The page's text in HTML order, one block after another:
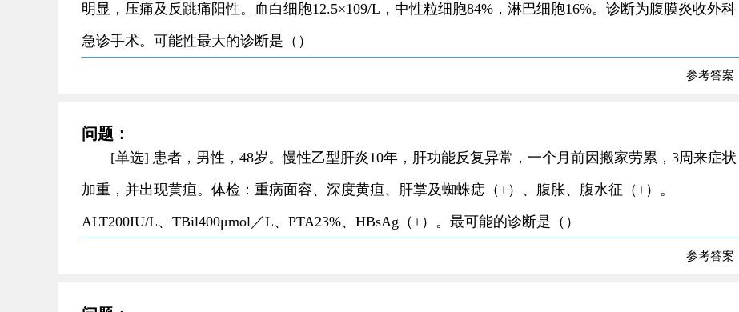
明显，压痛及反跳痛阳性。血白细胞12.5×109/L，中性粒细胞84%，淋巴细胞16%。诊断为腹膜炎收外科
急诊手术。可能性最大的诊断是（）
参考答案
问题：
[单选] 患者，男性，48岁。慢性乙型肝炎10年，肝功能反复异常，一个月前因搬家劳累，3周来症状
加重，并出现黄疸。体检：重病面容、深度黄疸、肝掌及蜘蛛痣（+）、腹胀、腹水征（+）。
ALT200IU/L、TBil400μmol／L、PTA23%、HBsAg（+）。最可能的诊断是（）
参考答案